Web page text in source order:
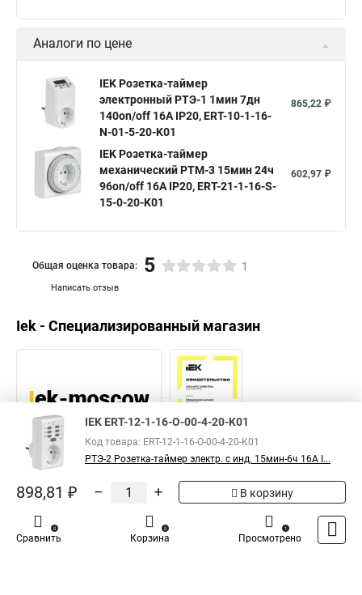
Аналоги по цене
IEK Розетка-таймер
электронный РТЭ-1 1мин 7дн
140on/off 16А IP20, ERT-10-1-16-
N-01-5-20-K01
865,22 ₽
IEK Розетка-таймер
механический РТМ-3 15мин 24ч
96on/off 16А IP20, ERT-21-1-16-S-
15-0-20-K01
602,97 ₽
Написать отзыв
Общая оценка товара: 5 1
Iek - Специализированный магазин
IEK ERT-12-1-16-O-00-4-20-K01
Код товара: ERT-12-1-16-O-00-4-20-K01
РТЭ-2 Розетка-таймер электр. с инд. 15мин-6ч 16А I...
898,81 ₽ – + В корзину
Сравнить
0
Корзина
0
Просмотрено
1